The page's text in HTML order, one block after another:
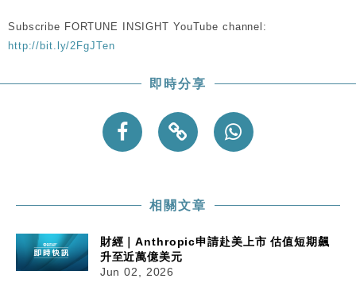
Subscribe FORTUNE INSIGHT YouTube channel:
http://bit.ly/2FgJTen
即時分享
相關文章
財經｜Anthropic申請赴美上市 估值短期飆
升至近萬億美元
Jun 02, 2026